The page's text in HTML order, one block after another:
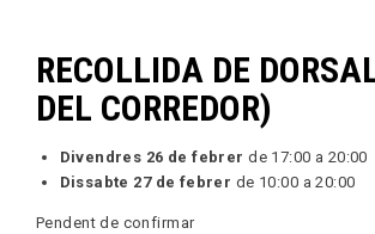
RECOLLIDA DE
DEL CORREDOR)
Divendres 26 de febrerde 17:00 a 20:00
Dissabte 27 de febrer de 10:00 a 20:00
Pendent de confirmar